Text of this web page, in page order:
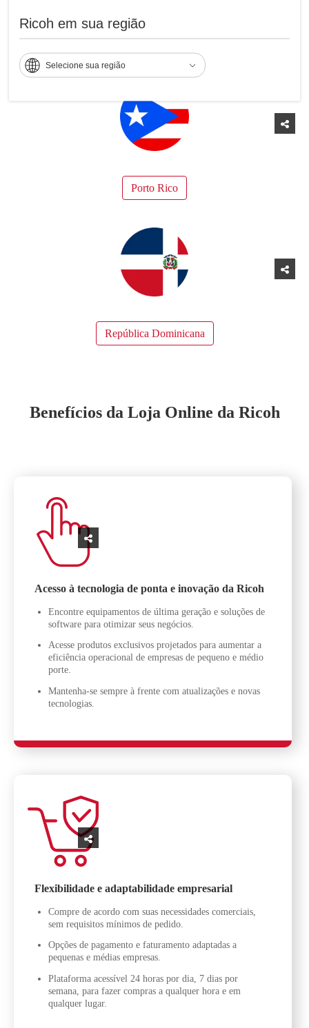
Ricoh em sua região
Selecione sua região
Peru
Porto Rico
República Dominicana
Benefícios da Loja Online da Ricoh
Acesso à tecnologia de ponta e inovação da Ricoh
Encontre equipamentos de última geração e soluções de
software para otimizar seus negócios.
Acesse produtos exclusivos projetados para aumentar a
eficiência operacional de empresas de pequeno e médio
porte.
Mantenha-se sempre à frente com atualizações e novas
tecnologias.
Flexibilidade e adaptabilidade empresarial
Compre de acordo com suas necessidades comerciais,
sem requisitos mínimos de pedido.
Opções de pagamento e faturamento adaptadas a
pequenas e médias empresas.
Plataforma acessível 24 horas por dia, 7 dias por
semana, para fazer compras a qualquer hora e em
qualquer lugar.